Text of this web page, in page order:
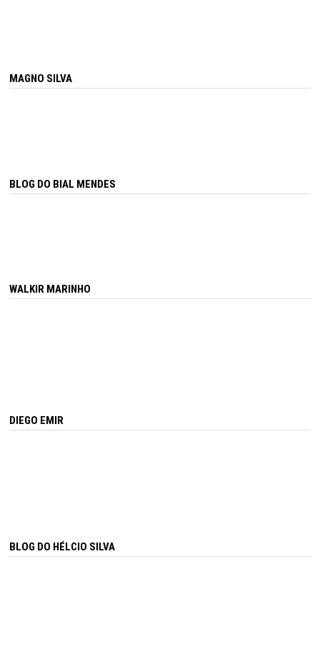
MAGNO SILVA
BLOG DO BIAL MENDES
WALKIR MARINHO
DIEGO EMIR
BLOG DO HÉLCIO SILVA